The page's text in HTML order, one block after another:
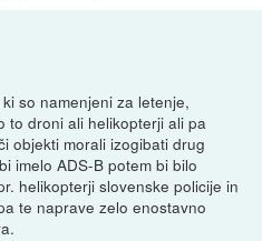
so namenjeni za letenje,
to droni ali helikopterji ali pa
objekti morali izogibati drug
imelo ADS-B potem bi bilo
helikopterji slovenske policije in
te naprave zelo enostavno